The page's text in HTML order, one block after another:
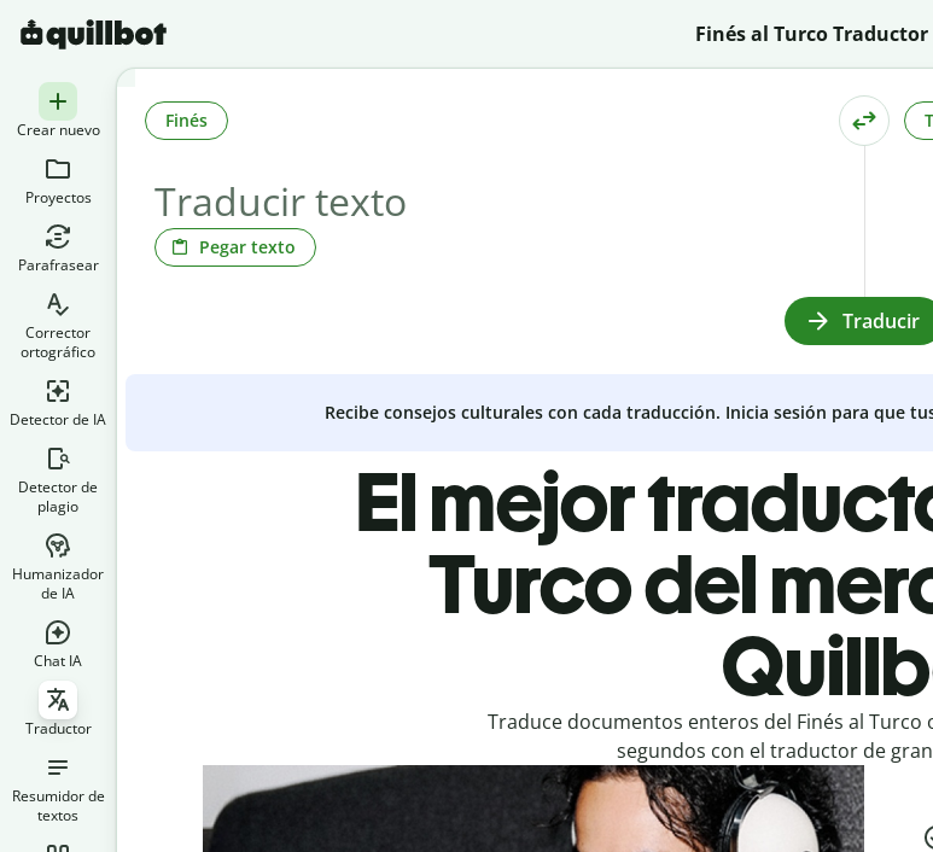
Finés al Turco Traductor
Crear nuevo
Proyectos
Parafrasear
Corrector
ortográfico
Detector de IA
Detector de
plagio
Humanizador
de IA
Chat IA
Traductor
Resumidor de
textos
Pegar texto
Finés
Traducir
Recibe consejos culturales con cada traducción. Inicia sesión para que
El mejor
Turco del
Traduce documentos enteros del Finés al Turco
segundos con el traductor de